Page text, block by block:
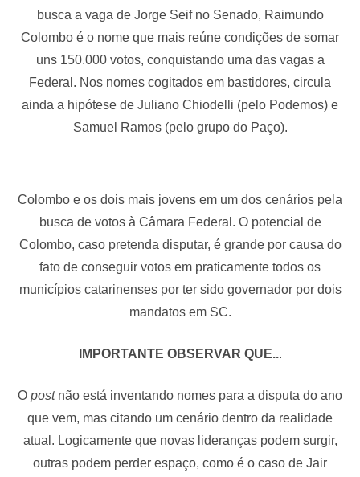
busca a vaga de Jorge Seif no Senado, Raimundo
Colombo é o nome que mais reúne condições de somar
uns 150.000 votos, conquistando uma das vagas a
Federal. Nos nomes cogitados em bastidores, circula
ainda a hipótese de Juliano Chiodelli (pelo Podemos) e
Samuel Ramos (pelo grupo do Paço).
Colombo e os dois mais jovens em um dos cenários pela
busca de votos à Câmara Federal. O potencial de
Colombo, caso pretenda disputar, é grande por causa do
fato de conseguir votos em praticamente todos os
municípios catarinenses por ter sido governador por dois
mandatos em SC.
IMPORTANTE OBSERVAR QUE...
O post não está inventando nomes para a disputa do ano
que vem, mas citando um cenário dentro da realidade
atual. Logicamente que novas lideranças podem surgir,
outras podem perder espaço, como é o caso de Jair